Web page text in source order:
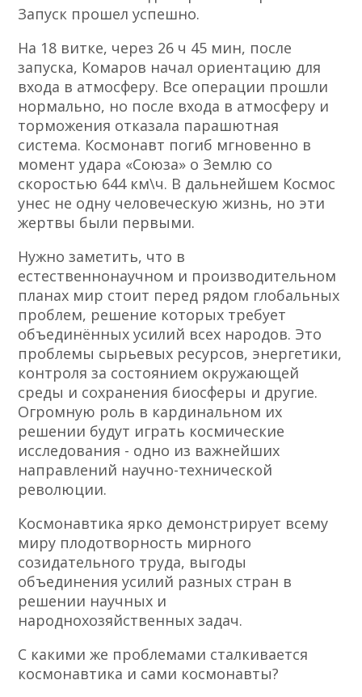
Запуск прошел успешно.
На 18 витке, через 26 ч 45 мин, после
запуска, Комаров начал ориентацию для
входа в атмосферу. Все операции прошли
нормально, но после входа в атмосферу и
торможения отказала парашютная
система. Космонавт погиб мгновенно в
момент удара «Союза» о Землю со
скоростью 644 км\ч. В дальнейшем Космос
унес не одну человеческую жизнь, но эти
жертвы были первыми.
Нужно заметить, что в
естественнонаучном и производительном
планах мир стоит перед рядом глобальных
проблем, решение которых требует
объединённых усилий всех народов. Это
проблемы сырьевых ресурсов, энергетики,
контроля за состоянием окружающей
среды и сохранения биосферы и другие.
Огромную роль в кардинальном их
решении будут играть космические
исследования - одно из важнейших
направлений научно-технической
революции.
Космонавтика ярко демонстрирует всему
миру плодотворность мирного
созидательного труда, выгоды
объединения усилий разных стран в
решении научных и
народнохозяйственных задач.
С какими же проблемами сталкивается
космонавтика и сами космонавты?